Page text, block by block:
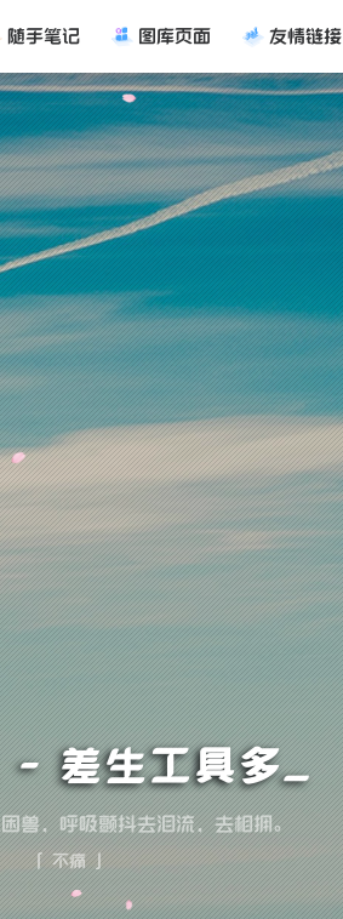
随手笔记 图库页面 友情链接
- 差生工具多
兽，呼吸颤抖去泪流，去相拥。
「 不痛 」